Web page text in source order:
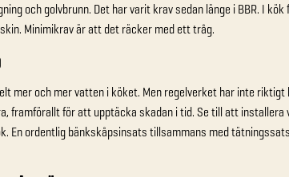
och golvbrunn. Det har varit krav sedan länge i BBR. I
Minimikrav är att det räcker med ett tråg.
mer och mer vatten i köket. Men regelverket har inte
framförallt för att upptäcka skadan i tid. Se till att
En ordentlig bänkskåpsinsats tillsammans med